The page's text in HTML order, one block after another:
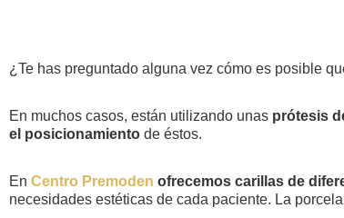
¿Te has preguntado alguna vez cómo es posible
En muchos casos, están utilizando unas prótesis
el posicionamiento de éstos.
En Centro Premoden ofrecemos carillas de
necesidades estéticas de cada paciente. La